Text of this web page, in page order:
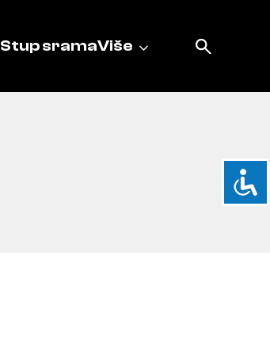
Stup sramaViše